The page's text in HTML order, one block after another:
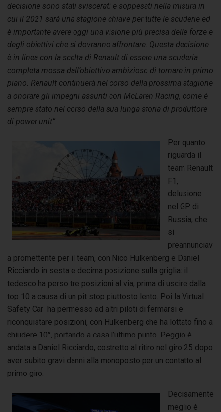
decisione sono stati sviscerati e soppesati nella misura in
cui il 2021 sarà una stagione chiave per tutte le scuderie ed
è importante avere oggi una visione più precisa delle forze e
degli obiettivi che si dovranno affrontare. Questa decisione
è in linea con la scelta di Renault di essere una scuderia
completa mossa dall’obiettivo ambizioso di tornare in primo
piano. Renault continuerà nel corso della prossima stagione
a onorare gli impegni assunti con McLaren Racing, come è
sempre stato nel corso della sua lunga storia di produttore
di power unit”.
Per quanto
riguarda il
team Renault
F1,
delusione
nel GP di
Russia, che
si
preannunciav
a promettente per il team, con Nico Hulkenberg e Daniel
Ricciardo in sesta e decima posizione sulla griglia: il
tedesco ha perso tre posizioni al via, prima di uscire dalla
top 10 a causa di un pit stop piuttosto lento. Poi la Virtual
Safety Car ha permesso ad altri piloti di fermarsi e
riconquistare posizioni, con Hulkenberg che ha lottato fino a
chiudere 10°, portando a casa l’ultimo punto. Peggio è
andata a Daniel Ricciardo, costretto al ritiro nel giro 25 dopo
aver subito gravi danni alla monoposto per un contatto al
primo giro.
Decisamente
meglio è